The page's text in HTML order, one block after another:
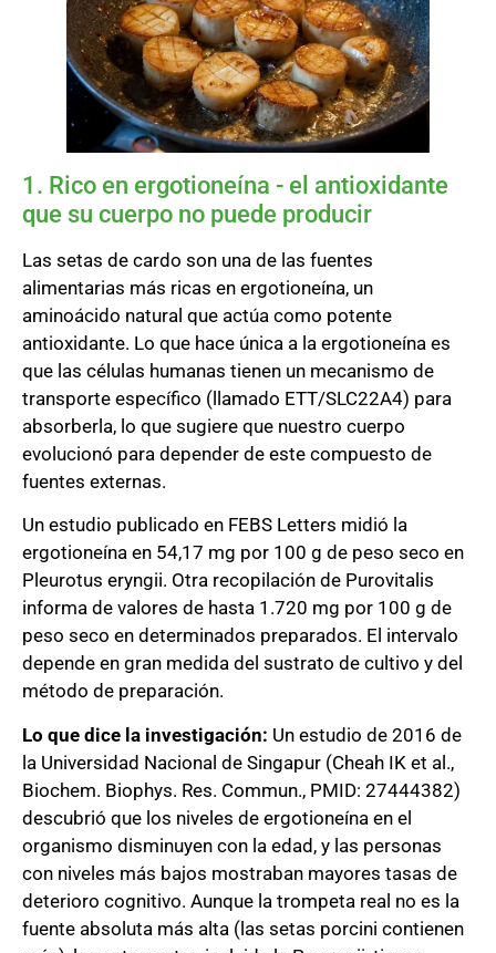
1. Rico en ergotioneína - el antioxidante
que su cuerpo no puede producir
Las setas de cardo son una de las fuentes
alimentarias más ricas en ergotioneína, un
aminoácido natural que actúa como potente
antioxidante. Lo que hace única a la ergotioneína es
que las células humanas tienen un mecanismo de
transporte específico (llamado ETT/SLC22A4) para
absorberla, lo que sugiere que nuestro cuerpo
evolucionó para depender de este compuesto de
fuentes externas.
Un estudio publicado en FEBS Letters midió la
ergotioneína en 54,17 mg por 100 g de peso seco en
Pleurotus eryngii. Otra recopilación de Purovitalis
informa de valores de hasta 1.720 mg por 100 g de
peso seco en determinados preparados. El intervalo
depende en gran medida del sustrato de cultivo y del
método de preparación.
Lo que dice la investigación: Un estudio de 2016 de
la Universidad Nacional de Singapur (Cheah IK et al.,
Biochem. Biophys. Res. Commun., PMID: 27444382)
descubrió que los niveles de ergotioneína en el
organismo disminuyen con la edad, y las personas
con niveles más bajos mostraban mayores tasas de
deterioro cognitivo. Aunque la trompeta real no es la
fuente absoluta más alta (las setas porcini contienen